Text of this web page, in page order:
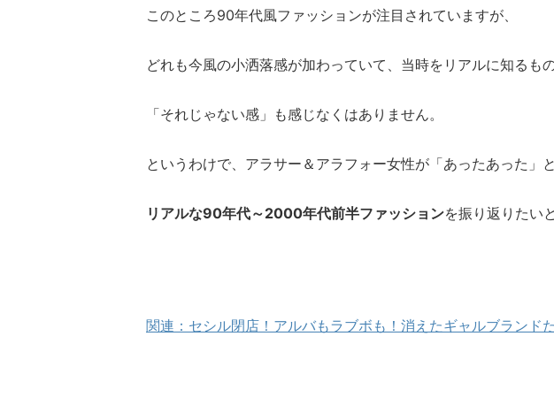
このところ90年代風ファッションが注目されていますが、
どれも今風の小洒落感が加わっていて、当時をリアルに知るも
「それじゃない感」も感じなくはありません。
というわけで、アラサー＆アラフォー女性が「あったあった」
リアルな90年代～2000年代前半ファッションを振り返りたい
関連：セシル閉店！アルバもラブボも！消えたギャルブランド